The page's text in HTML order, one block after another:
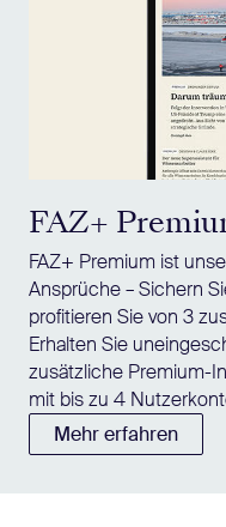
FAZ+
FAZ+ Premium ist
Ansprüche – Sichern
profitieren Sie von 3
Erhalten Sie
zusätzliche Premium-
mit bis zu 4
Mehr erfahren